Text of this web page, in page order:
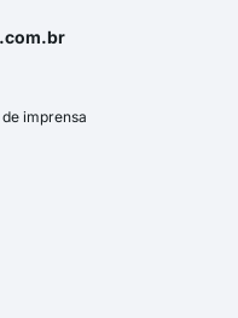
imprensa